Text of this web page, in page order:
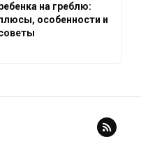
на греблю:
особенности и